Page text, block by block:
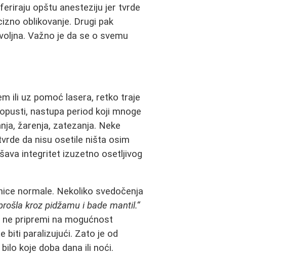
opštu anesteziju jer tvrde
oblikovanje. Drugi pak
Važno je da se o svemu
ili uz pomoć lasera, retko traje
nastupa period koji mnoge
žarenja, zatezanja. Neke
da nisu osetile ništa osim
integritet izuzetno osetljivog
normale. Nekoliko svedočenja
kroz pidžamu i bade mantil.“
pripremi na mogućnost
biti paralizujući. Zato je od
koje doba dana ili noći.